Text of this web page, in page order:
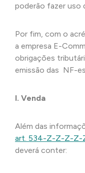
poderão fazer uso
Por fim, com o
a empresa E-
obrigações
emissão das NF-
I. Venda
Além das
art. 534-Z-Z-Z-Z-
deverá conter: